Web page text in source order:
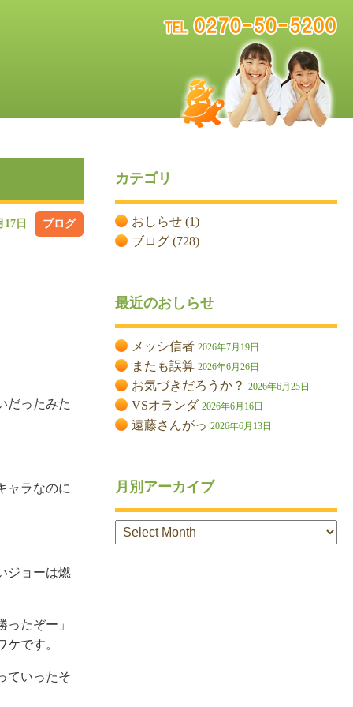
17日 ブログ
だったみた
ャラなのに
ジョーは燃
たぞー」
です。
ていったそ
カテゴリ
おしらせ(1)
ブログ(728)
最近のおしらせ
メッシ信者 2026年7月19日
またも誤算 2026年6月26日
お気づきだろうか？ 2026年6月25日
VSオランダ 2026年6月16日
遠藤さんがっ 2026年6月13日
月別アーカイブ